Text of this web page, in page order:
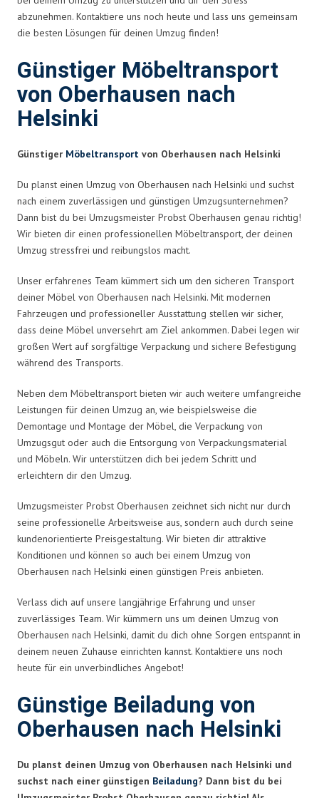
abzunehmen. Kontaktiere uns noch heute und lass uns gemeinsam
die besten Lösungen für deinen Umzug finden!
Günstiger Möbeltransport
von Oberhausen nach
Helsinki
Günstiger Möbeltransport von Oberhausen nach Helsinki
Du planst einen Umzug von Oberhausen nach Helsinki und suchst
nach einem zuverlässigen und günstigen Umzugsunternehmen?
Dann bist du bei Umzugsmeister Probst Oberhausen genau richtig!
Wir bieten dir einen professionellen Möbeltransport, der deinen
Umzug stressfrei und reibungslos macht.
Unser erfahrenes Team kümmert sich um den sicheren Transport
deiner Möbel von Oberhausen nach Helsinki. Mit modernen
Fahrzeugen und professioneller Ausstattung stellen wir sicher,
dass deine Möbel unversehrt am Ziel ankommen. Dabei legen wir
großen Wert auf sorgfältige Verpackung und sichere Befestigung
während des Transports.
Neben dem Möbeltransport bieten wir auch weitere umfangreiche
Leistungen für deinen Umzug an, wie beispielsweise die
Demontage und Montage der Möbel, die Verpackung von
Umzugsgut oder auch die Entsorgung von Verpackungsmaterial
und Möbeln. Wir unterstützen dich bei jedem Schritt und
erleichtern dir den Umzug.
Umzugsmeister Probst Oberhausen zeichnet sich nicht nur durch
seine professionelle Arbeitsweise aus, sondern auch durch seine
kundenorientierte Preisgestaltung. Wir bieten dir attraktive
Konditionen und können so auch bei einem Umzug von
Oberhausen nach Helsinki einen günstigen Preis anbieten.
Verlass dich auf unsere langjährige Erfahrung und unser
zuverlässiges Team. Wir kümmern uns um deinen Umzug von
Oberhausen nach Helsinki, damit du dich ohne Sorgen entspannt in
deinem neuen Zuhause einrichten kannst. Kontaktiere uns noch
heute für ein unverbindliches Angebot!
Günstige Beiladung von
Oberhausen nach Helsinki
Du planst deinen Umzug von Oberhausen nach Helsinki und
suchst nach einer günstigen Beiladung? Dann bist du bei